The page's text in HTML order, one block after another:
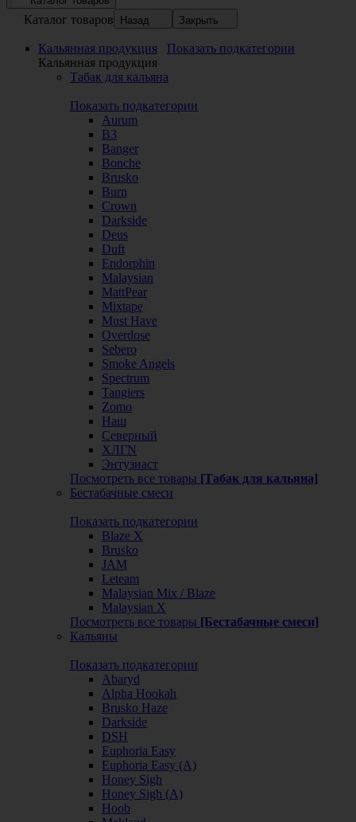
Каталог товаров Назад Закрыть
Кальянная продукция
Показать подкатегории
Кальянная продукция
Табак для кальяна
Показать подкатегории
Aurum
B3
Banger
Bonche
Brusko
Burn
Crown
Darkside
Deus
Duft
Endorphin
Malaysian
MattPear
Mixtape
Must Have
Overdose
Sebero
Smoke Angels
Spectrum
Tangiers
Zomo
Наш
Северный
ХЛГN
Энтузиаст
Посмотреть все товары [Табак для кальяна]
Бестабачные смеси
Показать подкатегории
Blaze X
Brusko
JAM
Leteam
Malaysian Mix / Blaze
Malaysian X
Посмотреть все товары [Бестабачные смеси]
Кальяны
Показать подкатегории
Abaryd
Alpha Hookah
Brusko Haze
Darkside
DSH
Euphoria Easy
Euphoria Easy (А)
Honey Sigh
Honey Sigh (А)
Hoob